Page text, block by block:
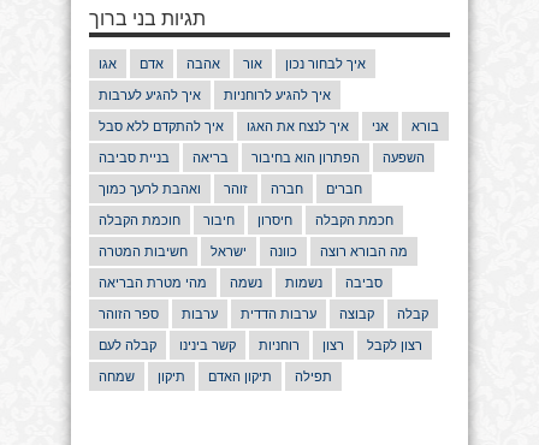
תגיות בני ברוך
אגו אדם אהבה אור איך לבחור נכון
איך להגיע לערבות איך להגיע לרוחניות
איך להתקדם ללא סבל איך לנצח את האגו אני בורא
בניית סביבה בריאה הפתרון הוא בחיבור השפעה
ואהבת לרעך כמוך זוהר חברה חברים
חוכמת הקבלה חיבור חיסרון חכמת הקבלה
חשיבות המטרה ישראל כוונה מה הבורא רוצה
מהי מטרת הבריאה נשמה נשמות סביבה
ספר הזוהר ערבות ערבות הדדית קבוצה קבלה
קבלה לעם קשר בינינו רוחניות רצון רצון לקבל
שמחה תיקון תיקון האדם תפילה